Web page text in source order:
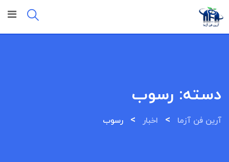
Skip
to
content
دسته: رسوب
آرین فن آزما > اخبار > رسوب